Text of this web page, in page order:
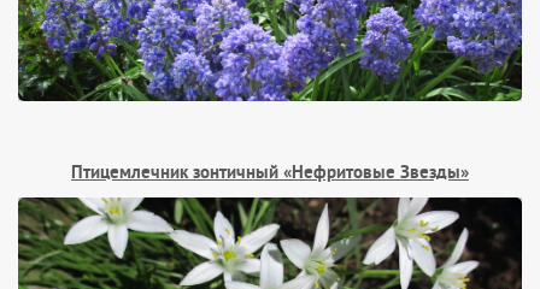
Птицемлечник зонтичный «Нефритовые Звезды»